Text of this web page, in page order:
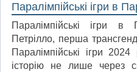
Паралімпійські ігри в
Паралімпійські ігри
Петрілло, перша
Паралімпійські ігри
історію не лише через